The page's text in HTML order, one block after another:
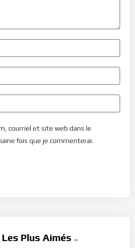
courriel et site web dans le
fois que je commenterai.
Plus Aimés